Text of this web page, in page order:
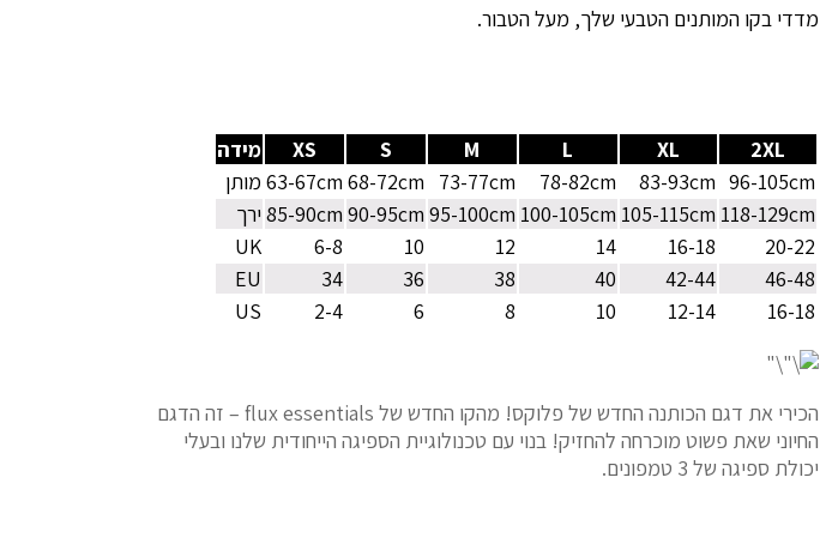
הכירי את דגם הכותנה החדש של פלוקס! מהקו החדש של flux essentials – זה הדגם
החיוני שאת פשוט מוכרחה להחזיק! בנוי עם טכנולוגיית הספיגה הייחודית שלנו ובעלי
יכולת ספיגה של 3 טמפונים.
מדדי בקו המותנים הטבעי שלך, מעל הטבור.
2XL
XL
L
M
S
XS
מידה
96-105cm
83-93cm
78-82cm
73-77cm
68-72cm
63-67cm מותן
118-129cm
105-115cm
100-105cm
95-100cm
90-95cm
85-90cm ירך
20-22
16-18
14
12
10
6-8
UK
46-48
42-44
40
38
36
34
EU
16-18
12-14
10
8
6
2-4
US